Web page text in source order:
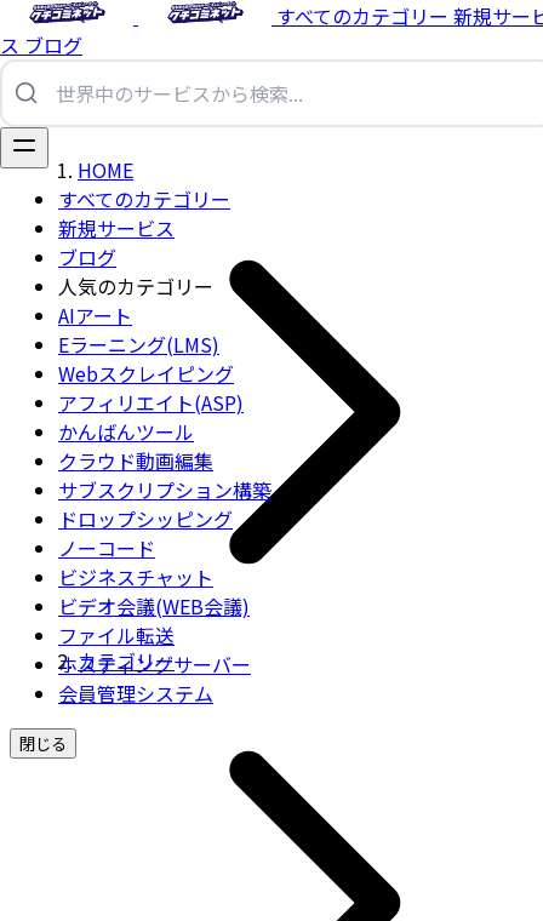
すべてのカテゴリー 新規サー
ス ブログ
すべてのカテゴリー
新規サービス
ブログ
人気のカテゴリー
AIアート
Eラーニング(LMS)
Webスクレイピング
アフィリエイト(ASP)
かんばんツール
クラウド動画編集
サブスクリプション構築
ドロップシッピング
ノーコード
ビジネスチャット
ビデオ会議(WEB会議)
ファイル転送
ホスティングサーバー
会員管理システム
閉じる
HOME
カテゴリー